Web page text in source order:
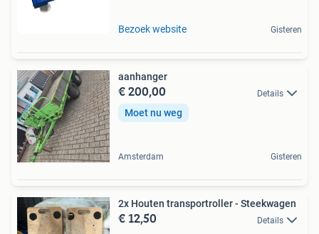
Bezoek website Gisteren
aanhanger
€ 200,00 Details
Moet nu weg
Amsterdam Gisteren
2x Houten transportroller - Steekwagen
€ 12,50 Details